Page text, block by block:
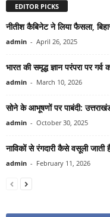
EDITOR PICKS
नीतीश कैबिनेट ने लिया फैसला,
admin - April 26, 2025
भारत की समृद्ध ज्ञान परंपरा पर
admin - March 10, 2026
सोने के आभूषणों पर पाबंदी:
admin - October 30, 2025
नाविकों से रंगदारी कैसे वसूली
admin - February 11, 2026